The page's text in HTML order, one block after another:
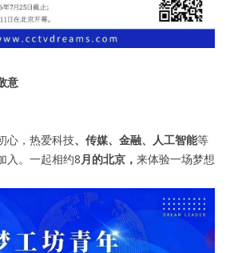
意
心，热爱科技、传媒、金融、人工智能等
入。一起相约8月的北京， 来体验一场梦想